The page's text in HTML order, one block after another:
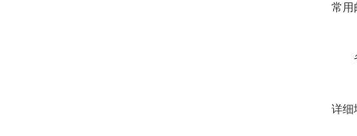
常用
详细